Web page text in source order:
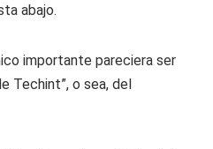
abajo.
importante pareciera ser
Techint”, o sea, del